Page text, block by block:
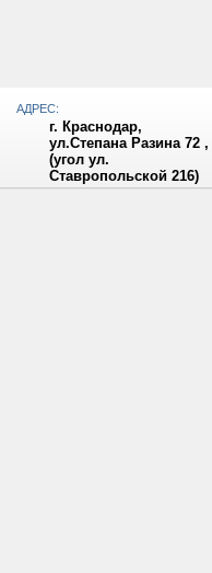
АДРЕС:
г. Краснодар,
ул.Степана Разина 72 ,
(угол ул.
Ставропольской 216)